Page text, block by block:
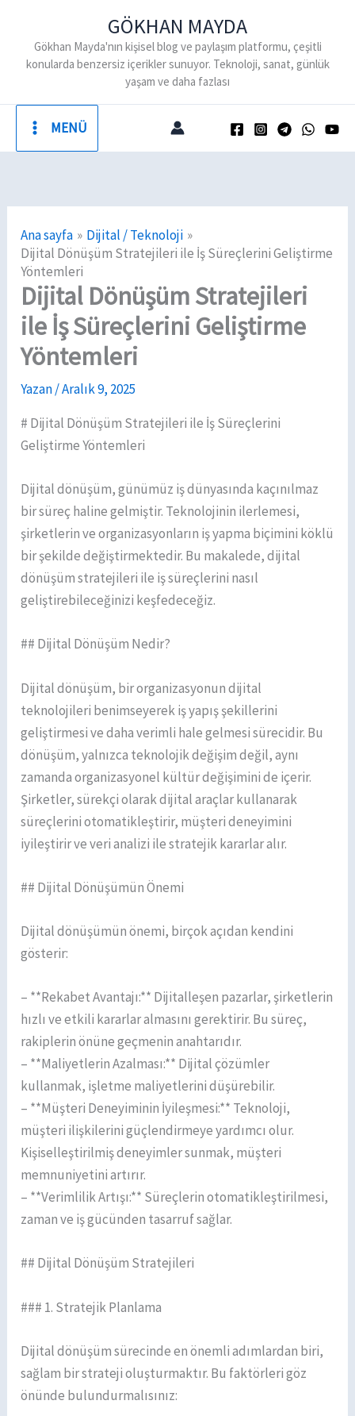
GÖKHAN MAYDA
Gökhan Mayda'nın kişisel blog ve paylaşım platformu, çeşitli
konularda benzersiz içerikler sunuyor. Teknoloji, sanat, günlük
yaşam ve daha fazlası
MENÜ
Ana sayfa
Dijital / Teknoloji
Dijital Dönüşüm Stratejileri ile İş Süreçlerini Geliştirme
Yöntemleri
Dijital Dönüşüm Stratejileri
ile İş Süreçlerini Geliştirme
Yöntemleri
Yazan/Aralık 9, 2025
# Dijital Dönüşüm Stratejileri ile İş Süreçlerini
Geliştirme Yöntemleri
Dijital dönüşüm, günümüz iş dünyasında kaçınılmaz
bir süreç haline gelmiştir. Teknolojinin ilerlemesi,
şirketlerin ve organizasyonların iş yapma biçimini köklü
bir şekilde değiştirmektedir. Bu makalede, dijital
dönüşüm stratejileri ile iş süreçlerini nasıl
geliştirebileceğinizi keşfedeceğiz.
## Dijital Dönüşüm Nedir?
Dijital dönüşüm, bir organizasyonun dijital
teknolojileri benimseyerek iş yapış şekillerini
geliştirmesi ve daha verimli hale gelmesi sürecidir. Bu
dönüşüm, yalnızca teknolojik değişim değil, aynı
zamanda organizasyonel kültür değişimini de içerir.
Şirketler, sürekçi olarak dijital araçlar kullanarak
süreçlerini otomatikleştirir, müşteri deneyimini
iyileştirir ve veri analizi ile stratejik kararlar alır.
## Dijital Dönüşümün Önemi
Dijital dönüşümün önemi, birçok açıdan kendini
gösterir:
– **Rekabet Avantajı:** Dijitalleşen pazarlar, şirketlerin
hızlı ve etkili kararlar almasını gerektirir. Bu süreç,
rakiplerin önüne geçmenin anahtarıdır.
– **Maliyetlerin Azalması:** Dijital çözümler
kullanmak, işletme maliyetlerini düşürebilir.
– **Müşteri Deneyiminin İyileşmesi:** Teknoloji,
müşteri ilişkilerini güçlendirmeye yardımcı olur.
Kişiselleştirilmiş deneyimler sunmak, müşteri
memnuniyetini artırır.
– **Verimlilik Artışı:** Süreçlerin otomatikleştirilmesi,
zaman ve iş gücünden tasarruf sağlar.
## Dijital Dönüşüm Stratejileri
### 1. Stratejik Planlama
Dijital dönüşüm sürecinde en önemli adımlardan biri,
sağlam bir strateji oluşturmaktır. Bu faktörleri göz
önünde bulundurmalısınız: